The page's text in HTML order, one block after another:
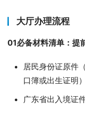
大厅办理流程
01必备材料清单：提
居民身份证原件
口簿或出生证明）
广东省出入境证